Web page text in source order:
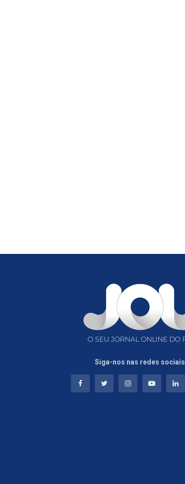
Siga-nos nas redes sociais